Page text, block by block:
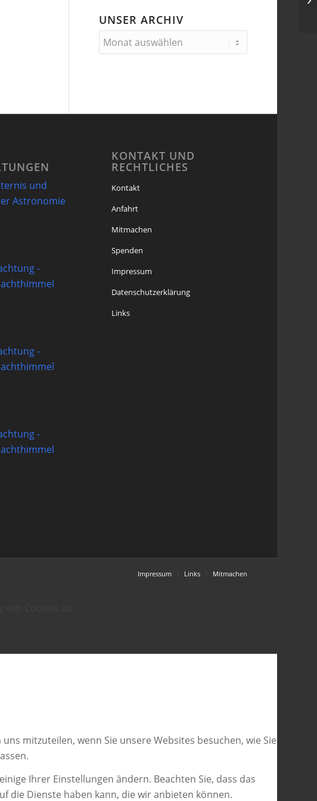
UNSER ARCHIV
und
Astronomie
-
-
-
KONTAKT UND
RECHTLICHES
Kontakt
Anfahrt
Mitmachen
Spenden
Impressum
Datenschutzerklärung
Links
Impressum Links Mitmachen
mitzuteilen, wenn Sie unsere Websites besuchen, wie Sie
Ihrer Einstellungen ändern. Beachten Sie, dass das
die Dienste haben kann, die wir anbieten können.